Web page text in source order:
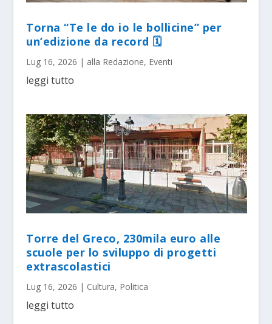
Torna “Te le do io le bollicine” per
un’edizione da record 🗓
Lug 16, 2026 | alla Redazione, Eventi
leggi tutto
Torre del Greco, 230mila euro alle
scuole per lo sviluppo di progetti
extrascolastici
Lug 16, 2026 | Cultura, Politica
leggi tutto